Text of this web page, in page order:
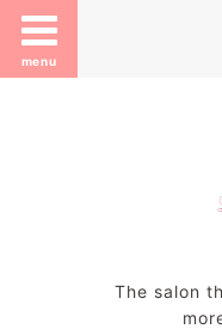
menu
The salon